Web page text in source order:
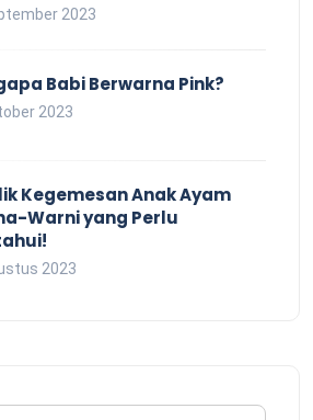
2023
Babi Berwarna Pink?
2023
Kegemesan Anak Ayam
Warni yang Perlu
2023